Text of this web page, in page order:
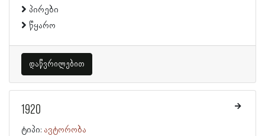
პირები
წყარო
დაწვრილებით
1920
ტიპი: ავტორობა